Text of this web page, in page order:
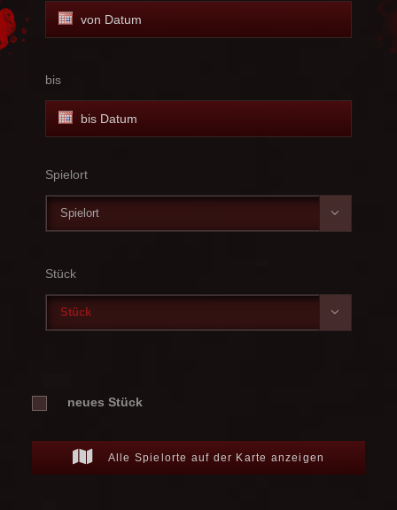
bis
Spielort

Stück

neues Stück
Alle Spielorte auf der Karte anzeigen